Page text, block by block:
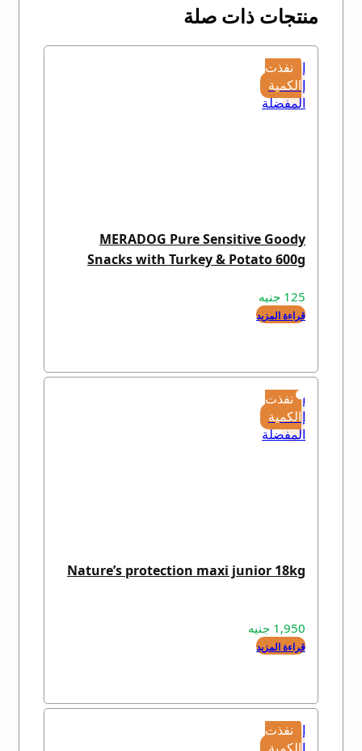
منتجات ذات صلة
نفذت
الكمية
إضافة
إلى
المفضلة
MERADOG Pure Sensitive Goody
Snacks with Turkey & Potato 600g
125 جنيه
قراءة المزيد
نفذت
الكمية
إضافة
إلى
المفضلة
Nature’s protection maxi junior 18kg
1,950 جنيه
قراءة المزيد
نفذت
إضافة